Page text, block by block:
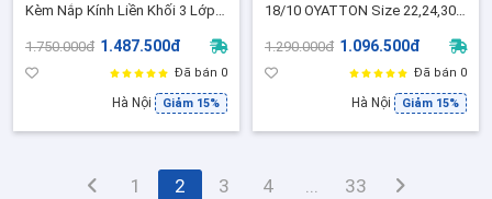
Kèm Nắp Kính Liền Khối 3 Lớp
26,Chống Dính Vi Điểm - O844
1.750.000đ 1.487.500đ
Đã bán 0
Hà Nội Giảm 15%
18/10 OYATTON Size 22,24,30
Không Cần Canh Nhiệt
1.290.000đ 1.096.500đ
Đã bán 0
Hà Nội Giảm 15%
1 2 3 4 ... 33